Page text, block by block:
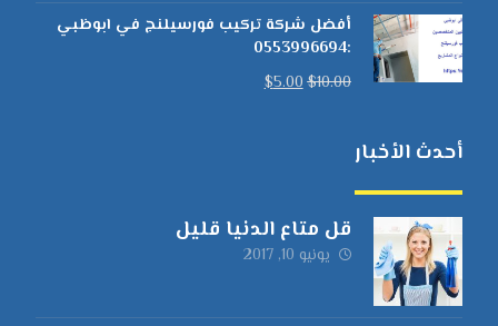
أفضل شركة تركيب فورسيلنج في ابوظبي
:0553996694
$10.00
$5.00
أحدث الأخبار
قل متاع الدنيا قليل
يونيو 10, 2017